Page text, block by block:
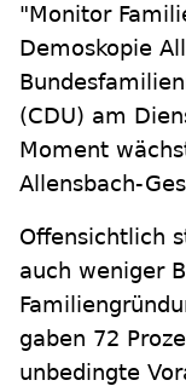
"Monitor
Demoskopie
(CDU) am
Moment
Allensbach-
Offensichtlich
auch weniger
gaben 72
unbedingte